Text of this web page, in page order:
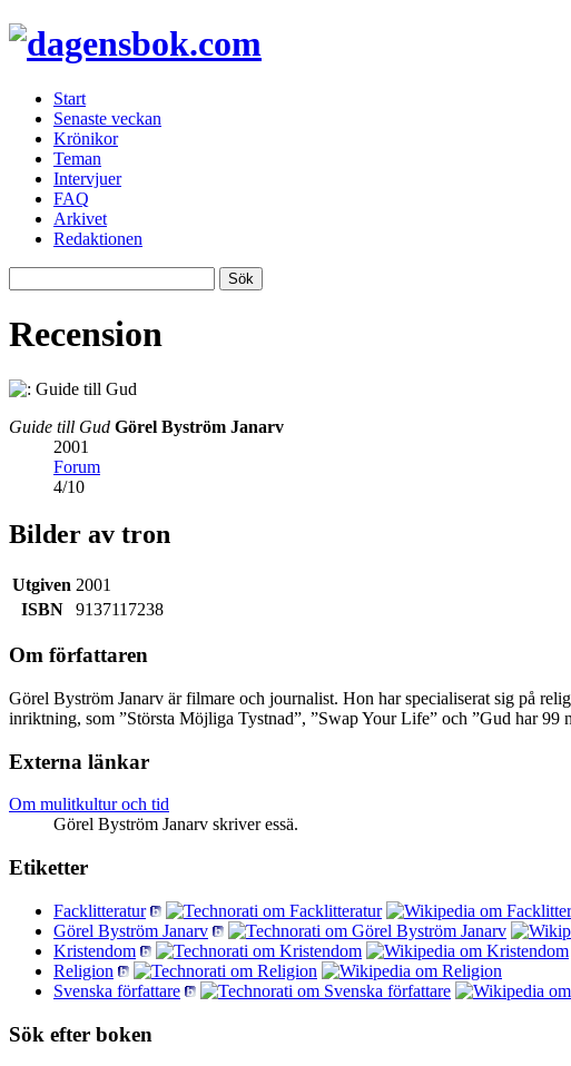
Start
Senaste veckan
Krönikor
Teman
Intervjuer
FAQ
Arkivet
Redaktionen
Recension
Guide till Gud Görel Byström Janarv
2001
Forum
4/10
Bilder av tron
Utgiven 2001
ISBN
9137117238
Om författaren
Görel Byström Janarv är filmare och journalist. Hon har specialiserat sig på
inriktning, som ”Största Möjliga Tystnad”, ”Swap Your Life” och ”Gud har 99
Externa länkar
Om mulitkultur och tid
Görel Byström Janarv skriver essä.
Etiketter
Facklitteratur
Görel Byström Janarv
Kristendom
Religion
Svenska författare
Sök efter boken